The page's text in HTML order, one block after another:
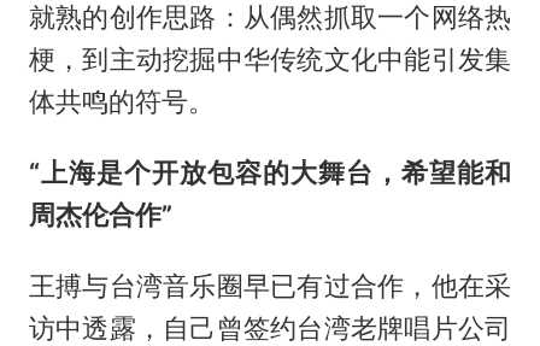
就熟的创作思路：从偶然抓取一个网络热
梗，到主动挖掘中华传统文化中能引发集
体共鸣的符号。
“上海是个开放包容的大舞台，希望能和
周杰伦合作”
王搏与台湾音乐圈早已有过合作，他在采
访中透露，自己曾签约台湾老牌唱片公司